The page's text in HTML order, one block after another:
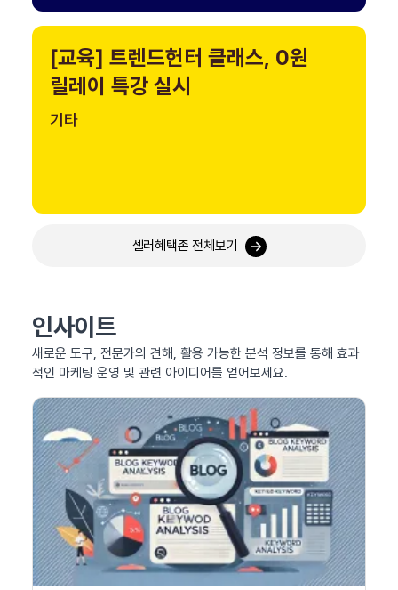
[교육] 트렌드헌터 클래스, 0원
릴레이 특강 실시
기타
셀러혜택존 전체보기
인사이트
새로운 도구, 전문가의 견해, 활용 가능한 분석 정보를 통해 효과
적인 마케팅 운영 및 관련 아이디어를 얻어보세요.